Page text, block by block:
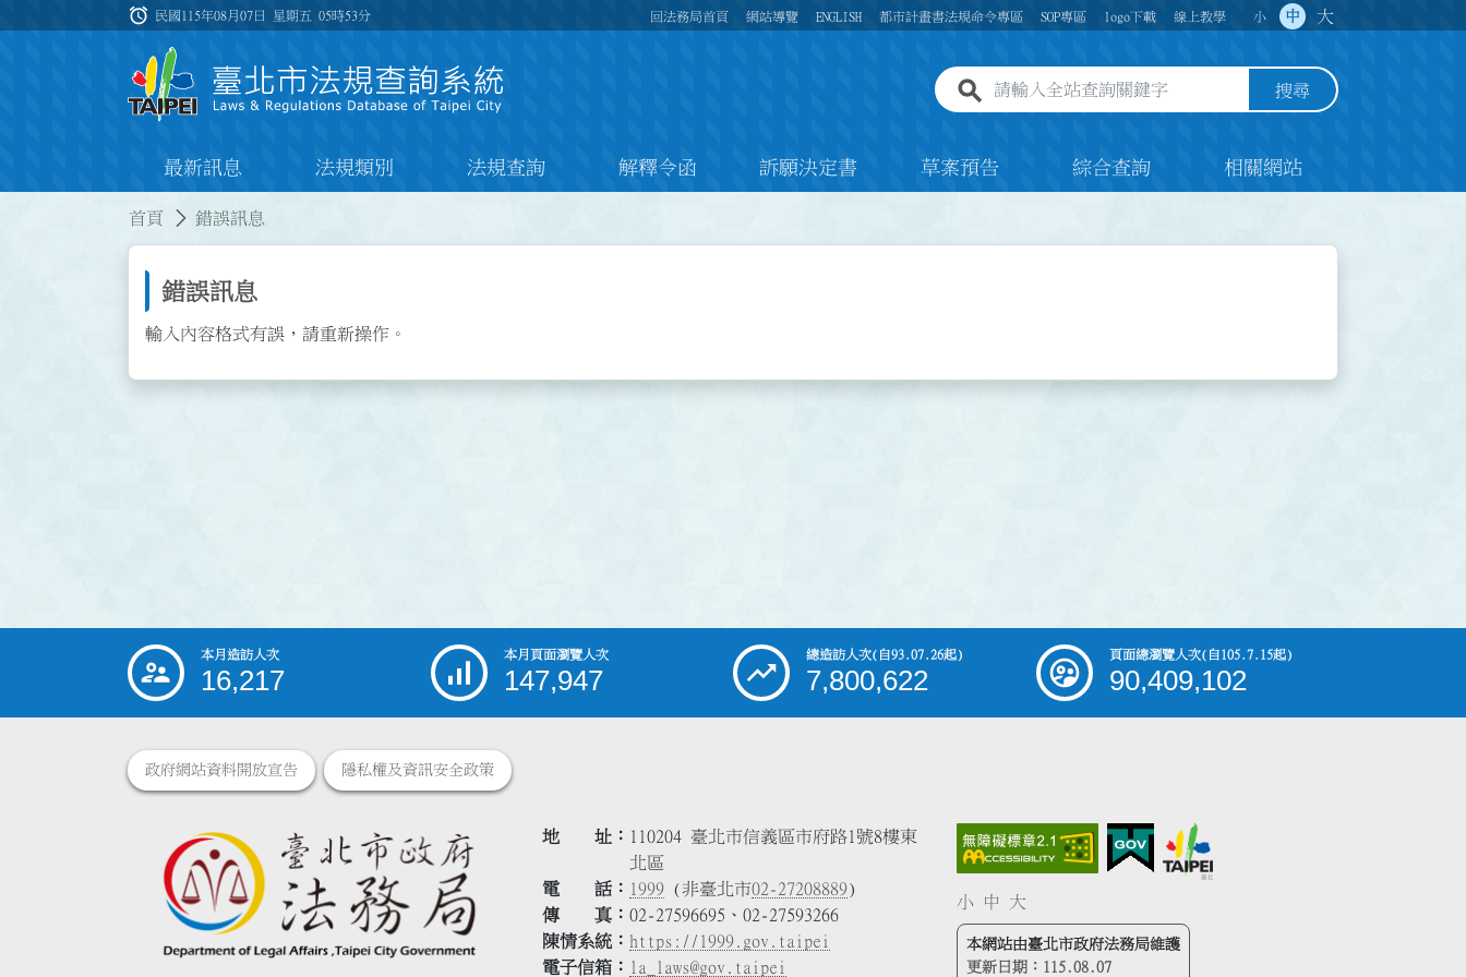
:::
alarm 民國115年08月07日 星期五05時53分 回法務局首頁 網站導覽 ENGLISH 都市計畫書法規命令專區 SOP專區 logo下載 線上教學 小 中 大
全站查詢關鍵字欄位 搜尋
最新訊息 法規類別 法規查詢 解釋令函 訴願決定書 草案預告 綜合查詢 相關網站
首頁 錯誤訊息
錯誤訊息
輸入內容格式有誤，請重新操作。
::: 本月造訪人次
16,217
本月頁面瀏覽人次
147,947
總造訪人次(自93.07.26起)
7,800,622
頁面總瀏覽人次(自105.7.15起)
90,409,102
政府網站資料開放宣告 隱私權及資訊安全政策
地 址
110204 臺北市信義區市府路1號8樓東
北區
電 話
1999 (非臺北市02-27208889)
傳 真
02-27596695、02-27593266
陳情系統
https://1999.gov.taipei
電子信箱
la_laws@gov.taipei
小 中 大
本網站由臺北市政府法務局維護
更新日期： 115.08.07